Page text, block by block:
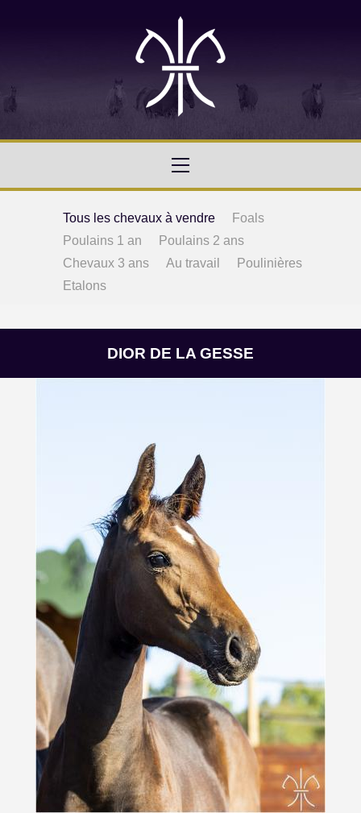
Tous les chevaux à vendre
Foals
Poulains 1 an
Poulains 2 ans
Chevaux 3 ans
Au travail
Poulinières
Etalons
DIOR DE LA GESSE